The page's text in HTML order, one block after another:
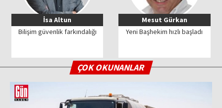
İsa Altun
Bilişim güvenlik farkındalığı
Mesut Gürkan
Yeni Başhekim hızlı başladı
ÇOK OKUNANLAR